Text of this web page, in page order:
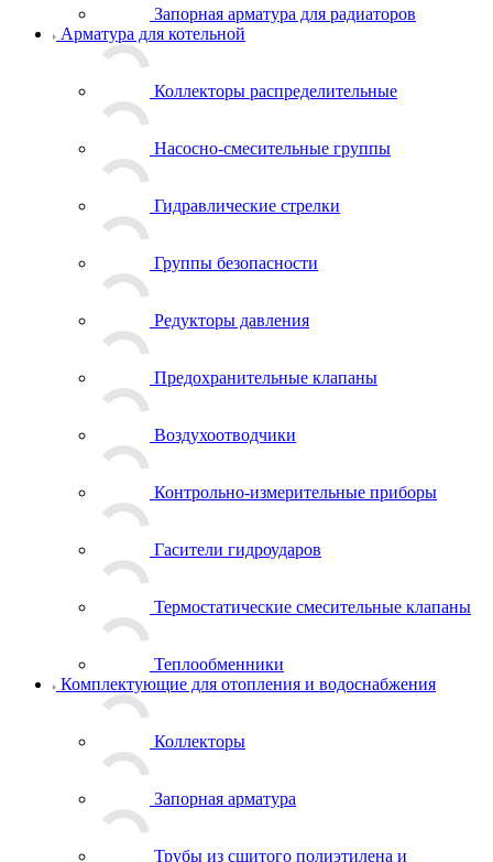
Запорная арматура для радиаторов
Арматура для котельной
Коллекторы распределительные
Насосно-смесительные группы
Гидравлические стрелки
Группы безопасности
Редукторы давления
Предохранительные клапаны
Воздухоотводчики
Контрольно-измерительные приборы
Гасители гидроударов
Термостатические смесительные клапаны
Теплообменники
Комплектующие для отопления и водоснабжения
Коллекторы
Запорная арматура
Трубы из сшитого полиэтилена и